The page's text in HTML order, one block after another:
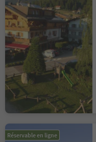
Réservable en ligne